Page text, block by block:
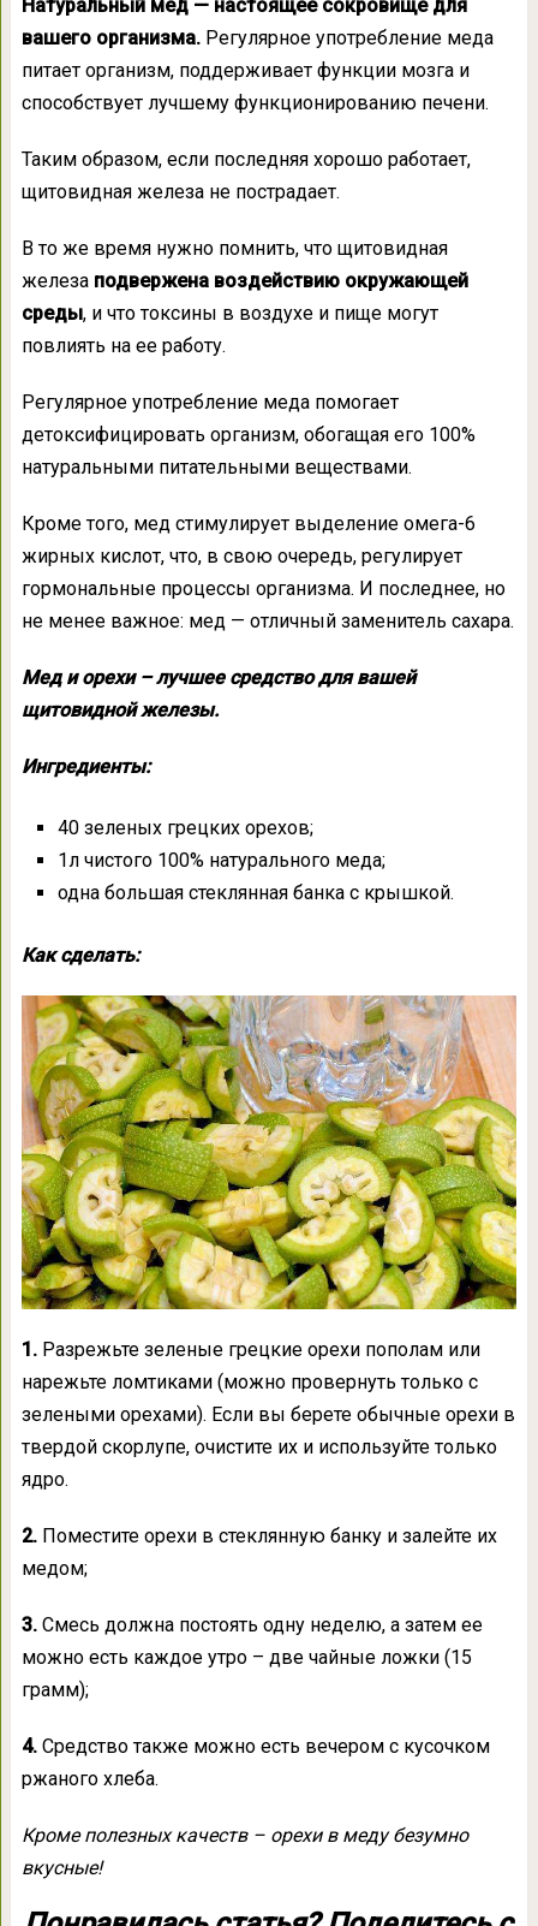
Натуральный мед — настоящее сокровище для
вашего организма.Регулярное употребление меда
питает организм, поддерживает функции мозга и
способствует лучшему функционированию печени.
Таким образом, если последняя хорошо работает,
щитовидная железа не пострадает.
В то же время нужно помнить, что щитовидная
железа подвержена воздействию окружающей
среды, и что токсины в воздухе и пище могут
повлиять на ее работу.
Регулярное употребление меда помогает
детоксифицировать организм, обогащая его 100%
натуральными питательными веществами.
Кроме того, мед стимулирует выделение омега-6
жирных кислот, что, в свою очередь, регулирует
гормональные процессы организма. И последнее, но
не менее важное: мед — отличный заменитель сахара.
Мед и орехи – лучшее средство для вашей
щитовидной железы.
Ингредиенты:
40 зеленых грецких орехов;
1л чистого 100% натурального меда;
одна большая стеклянная банка с крышкой.
Как сделать:
1.Разрежьте зеленые грецкие орехи пополам или
нарежьте ломтиками (можно провернуть только с
зелеными орехами). Если вы берете обычные орехи в
твердой скорлупе, очистите их и используйте только
ядро.
2.Поместите орехи в стеклянную банку и залейте их
медом;
3.Смесь должна постоять одну неделю, а затем ее
можно есть каждое утро – две чайные ложки (15
грамм);
4.Средство также можно есть вечером с кусочком
ржаного хлеба.
Кроме полезных качеств – орехи в меду безумно
вкусные!